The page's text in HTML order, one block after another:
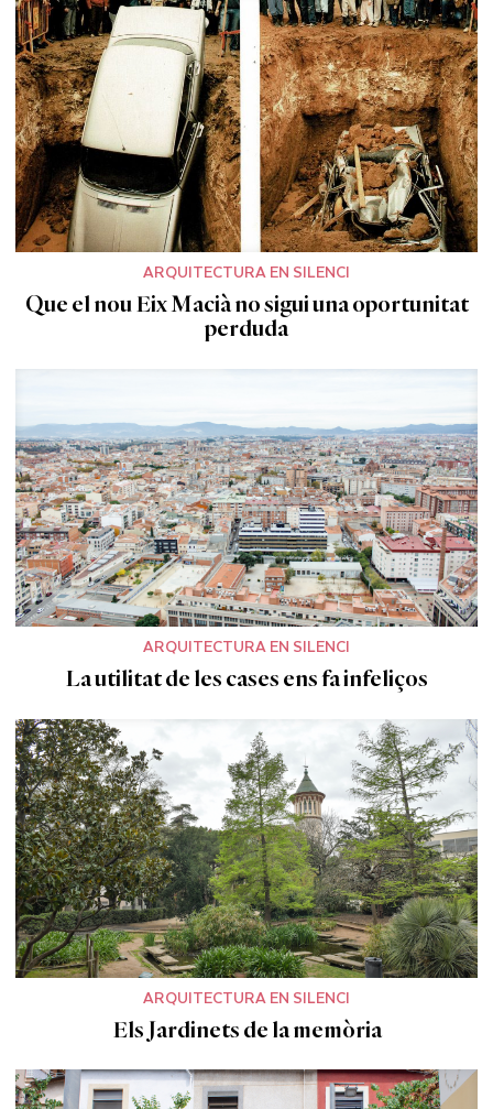
ARQUITECTURA EN SILENCI
Que el nou Eix Macià no sigui una oportunitat
perduda
ARQUITECTURA EN SILENCI
La utilitat de les cases ens fa infeliços
ARQUITECTURA EN SILENCI
Els Jardinets de la memòria